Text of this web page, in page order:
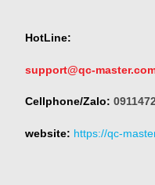
HotLine:
support@qc-
Cellphone/Zalo:
website: https://qc-